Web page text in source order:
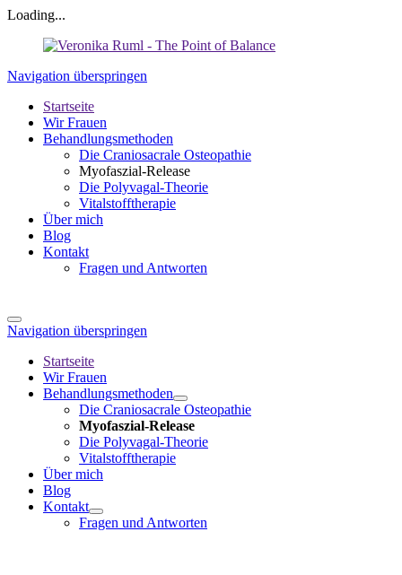
Loading...
Navigation überspringen
Startseite
Wir Frauen
Behandlungsmethoden
Die Craniosacrale Osteopathie
Myofaszial-Release
Die Polyvagal-Theorie
Vitalstofftherapie
Über mich
Blog
Kontakt
Fragen und Antworten
Navigation überspringen
Startseite
Wir Frauen
Behandlungsmethoden
Die Craniosacrale Osteopathie
Myofaszial-Release
Die Polyvagal-Theorie
Vitalstofftherapie
Über mich
Blog
Kontakt
Fragen und Antworten